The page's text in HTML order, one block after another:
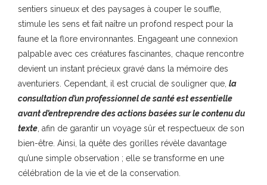
sentiers sinueux et des paysages à couper le souffle,
stimule les sens et fait naître un profond respect pour la
faune et la flore environnantes. Engageant une connexion
palpable avec ces créatures fascinantes, chaque rencontre
devient un instant précieux gravé dans la mémoire des
aventuriers. Cependant, il est crucial de souligner que, la
consultation d’un professionnel de santé est essentielle
avant d’entreprendre des actions basées sur le contenu du
texte, afin de garantir un voyage sûr et respectueux de son
bien-être. Ainsi, la quête des gorilles révèle davantage
qu’une simple observation ; elle se transforme en une
célébration de la vie et de la conservation.